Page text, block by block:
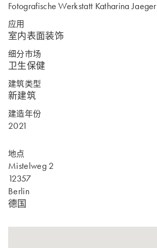
Fotografische Werkstatt Katharina Jaeger
应用
室内表面装饰
细分市场
卫生保健
建筑类型
新建筑
建造年份
2021
地点
Mistelweg 2
12357
Berlin
德国